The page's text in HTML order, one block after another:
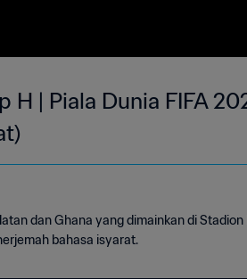
H | Piala Dunia FIFA
dan Ghana yang dimainkan di
bahasa isyarat.